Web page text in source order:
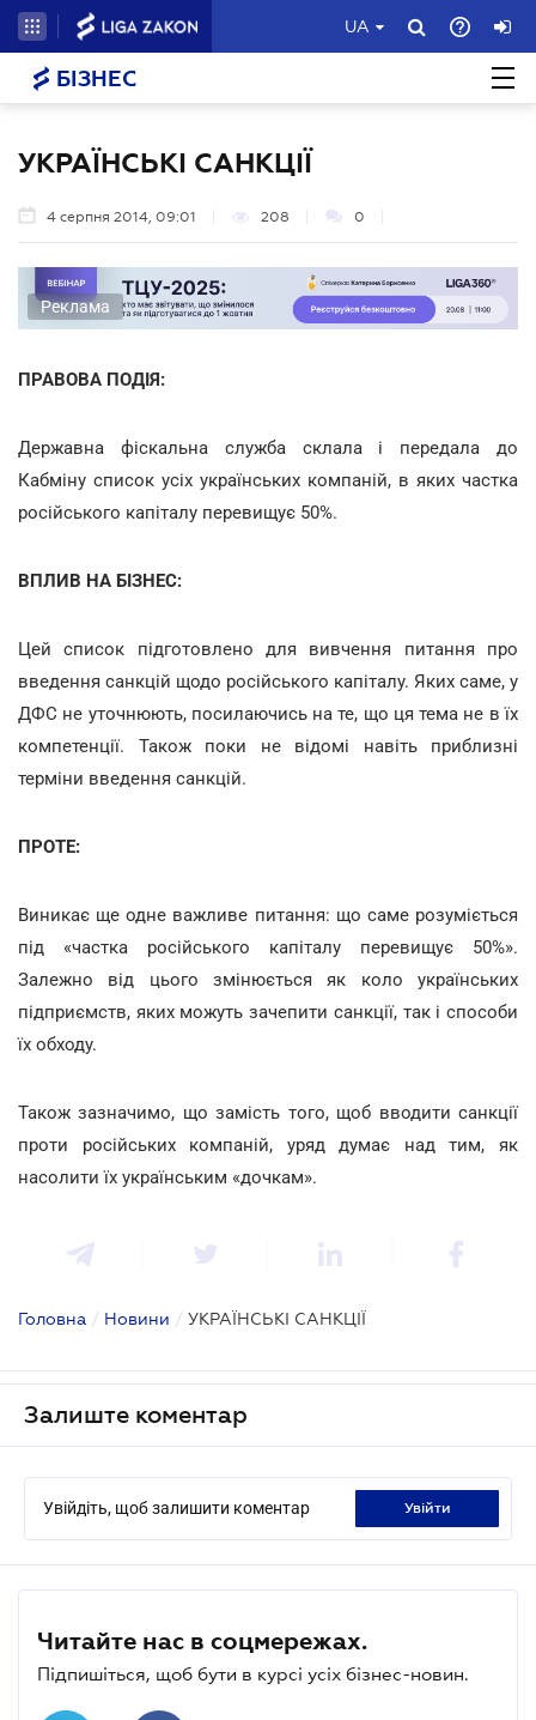
UA
БІЗНЕС
УКРАЇНСЬКІ САНКЦІЇ
4 серпня 2014, 09:01 208 0
Реклама
ПРАВОВА ПОДІЯ:
Державна фіскальна служба склала і передала до
Кабміну список усіх українських компаній, в яких частка
російського капіталу перевищує 50%.
ВПЛИВ НА БІЗНЕС:
Цей список підготовлено для вивчення питання про
введення санкцій щодо російського капіталу. Яких саме, у
ДФС не уточнюють, посилаючись на те, що ця тема не в їх
компетенції. Також поки не відомі навіть приблизні
терміни введення санкцій.
ПРОТЕ:
Виникає ще одне важливе питання: що саме розуміється
під «частка російського капіталу перевищує 50%».
Залежно від цього змінюється як коло українських
підприємств, яких можуть зачепити санкції, так і способи
їх обходу.
Також зазначимо, що замість того, щоб вводити санкції
проти російських компаній, уряд думає над тим, як
насолити їх українським «дочкам».
Головна / Новини / УКРАЇНСЬКІ САНКЦІЇ
Залиште коментар
Увійдіть, щоб залишити коментар увійти
Читайте нас в соцмережах.
Підпишіться, щоб бути в курсі усіх бізнес-новин.